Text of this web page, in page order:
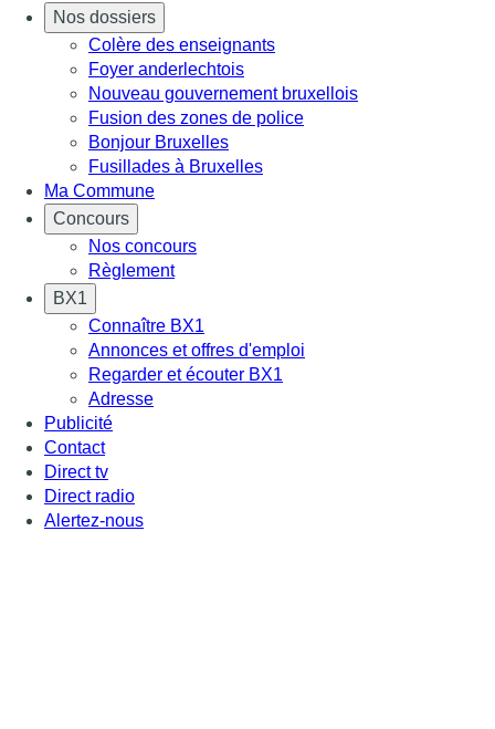
Nos dossiers
Colère des enseignants
Foyer anderlechtois
Nouveau gouvernement bruxellois
Fusion des zones de police
Bonjour Bruxelles
Fusillades à Bruxelles
Ma Commune
Concours
Nos concours
Règlement
BX1
Connaître BX1
Annonces et offres d'emploi
Regarder et écouter BX1
Adresse
Publicité
Contact
Direct tv
Direct radio
Alertez-nous